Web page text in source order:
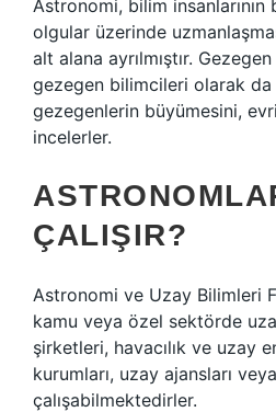
Astronomi, bilim
olgular üzerinde
alt alana ayrılmıştır.
gezegen bilimcileri olarak da
gezegenlerin büyümesini,
incelerler.
ÇALIŞIR?
Astronomi ve Uzay Bilimleri
kamu veya özel sektörde
şirketleri, havacılık ve uzay
kurumları, uzay ajansları
çalışabilmektedirler.